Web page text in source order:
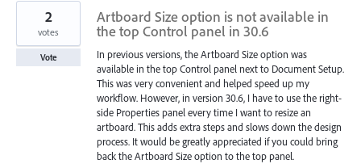
Artboard Size option is not available in
the top Control panel in 30.6
In previous versions, the Artboard Size option was
available in the top Control panel next to Document Setup.
This was very convenient and helped speed up my
workflow. However, in version 30.6, I have to use the right-
side Properties panel every time I want to resize an
artboard. This adds extra steps and slows down the design
process. It would be greatly appreciated if you could bring
back the Artboard Size option to the top panel.
2
votes
Vote